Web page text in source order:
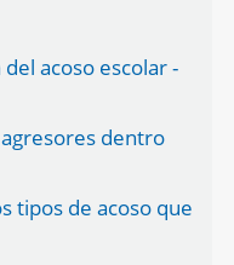
acoso escolar -
dentro
tipos de acoso que